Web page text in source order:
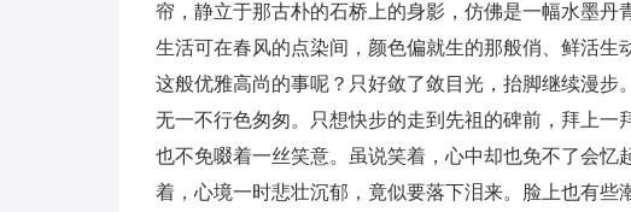
帘，静立于那古朴的石桥上的身影，仿佛是一幅水墨
生活可在春风的点染间，颜色偏就生的那般俏、鲜活
这般优雅高尚的事呢？只好敛了敛目光，抬脚继续漫
无一不行色匆匆。只想快步的走到先祖的碑前，拜上一
也不免啜着一丝笑意。虽说笑着，心中却也免不了会忆
着，心境一时悲壮沉郁，竟似要落下泪来。脸上也有